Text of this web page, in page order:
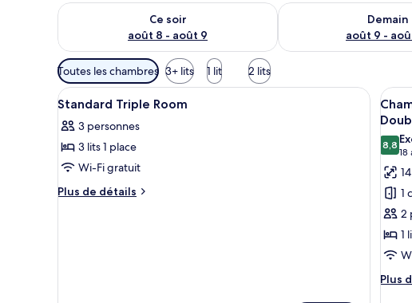
Ce soir
août 8 - août 9
Vérifier la disponibilité pour ce soir août 8 - août 9
Demain
août 9 -
Vérifier la disponibilité
Filtres
disponibles
pour
chambres
Toutes les chambres 3+ lits 1 lit 2 lits
Afficher
toutes
les
photos
pour
ce
Une chambre d’hôtel avec deux lits, un
1
Standard Triple Room
3 personnes
3 lits 1 place
Wi-Fi gratuit
Plus de détails
Plus
les
pour
ce
type
de
8
8,8
8,818
1
2
1
Plus
Plus